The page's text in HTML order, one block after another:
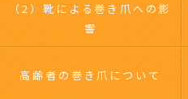
（2）靴による巻き爪への影
響
高齢者の巻き爪について